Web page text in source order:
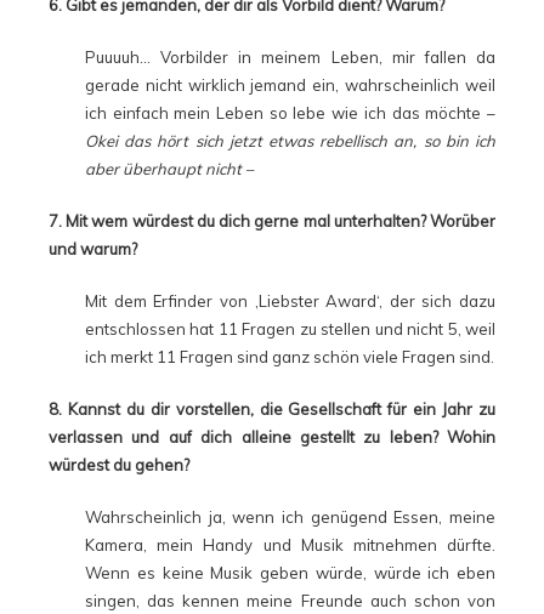
6. Gibt es jemanden, der dir als Vorbild dient? Warum?
Puuuuh… Vorbilder in meinem Leben, mir fallen da
gerade nicht wirklich jemand ein, wahrscheinlich weil
ich einfach mein Leben so lebe wie ich das möchte –
Okei das hört sich jetzt etwas rebellisch an, so bin ich
aber überhaupt nicht –
7. Mit wem würdest du dich gerne mal unterhalten? Worüber
und warum?
Mit dem Erfinder von ‚Liebster Award‘, der sich dazu
entschlossen hat 11 Fragen zu stellen und nicht 5, weil
ich merkt 11 Fragen sind ganz schön viele Fragen sind.
8. Kannst du dir vorstellen, die Gesellschaft für ein Jahr zu
verlassen und auf dich alleine gestellt zu leben? Wohin
würdest du gehen?
Wahrscheinlich ja, wenn ich genügend Essen, meine
Kamera, mein Handy und Musik mitnehmen dürfte.
Wenn es keine Musik geben würde, würde ich eben
singen, das kennen meine Freunde auch schon von